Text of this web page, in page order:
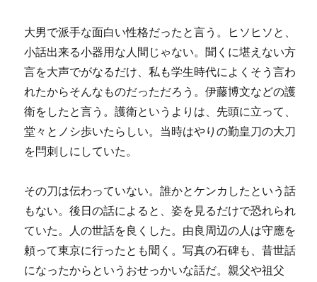
大男で派手な面白い性格だったと言う。ヒソヒソと、
小話出来る小器用な人間じゃない。聞くに堪えない方
言を大声でがなるだけ、私も学生時代によくそう言わ
れたからそんなものだっただろう。伊藤博文などの護
衛をしたと言う。護衛というよりは、先頭に立って、
堂々とノシ歩いたらしい。当時はやりの勤皇刀の大刀
を閂刺しにしていた。
その刀は伝わっていない。誰かとケンカしたという話
もない。後日の話によると、姿を見るだけで恐れられ
ていた。人の世話を良くした。由良周辺の人は守應を
頼って東京に行ったとも聞く。写真の石碑も、昔世話
になったからというおせっかいな話だ。親父や祖父